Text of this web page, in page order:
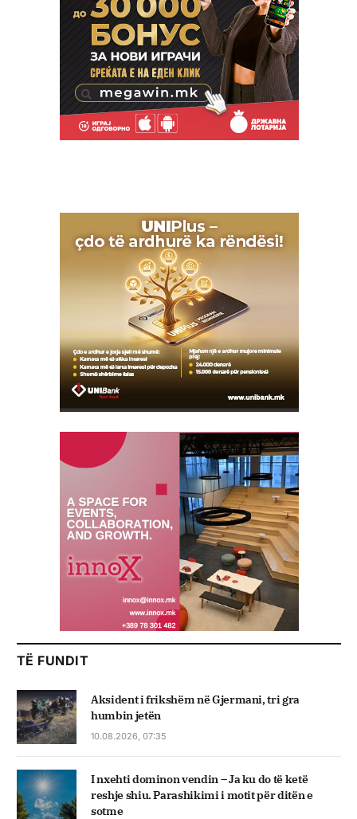
TË FUNDIT
Aksident i frikshëm në Gjermani, tri gra
humbin jetën
10.08.2026, 07:35
I nxehti dominon vendin – Ja ku do të ketë
reshje shiu. Parashikimi i motit për ditën e
sotme